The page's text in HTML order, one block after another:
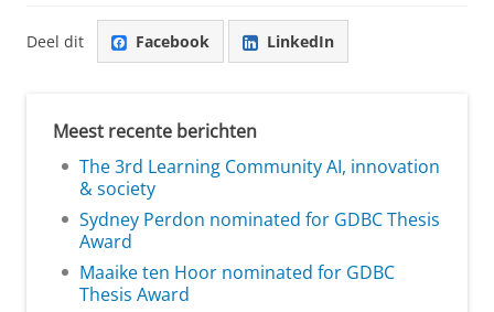
Deel dit Facebook LinkedIn
Meest recente berichten
The 3rd Learning Community AI, innovation
& society
Sydney Perdon nominated for GDBC Thesis
Award
Maaike ten Hoor nominated for GDBC
Thesis Award